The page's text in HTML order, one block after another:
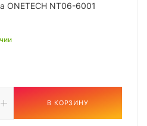
ONETECH NT06-6001
В КОРЗИНУ